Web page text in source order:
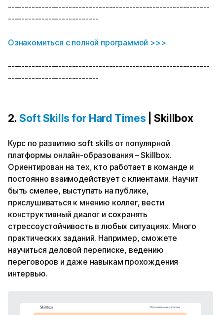
------------------------------------------------------------
---------------------------
Ознакомиться с полной программой >>>
------------------------------------------------------------
---------------------------
2. Soft Skills for Hard Times | Skillbox
Курс по развитию soft skills от популярной
платформы онлайн-образования – Skillbox.
Ориентирован на тех, кто работает в команде и
постоянно взаимодействует с клиентами. Научит
быть смелее, выступать на публике,
прислушиваться к мнению коллег, вести
конструктивный диалог и сохранять
стрессоустойчивость в любых ситуациях. Много
практических заданий. Например, сможете
научиться деловой переписке, ведению
переговоров и даже навыкам прохождения
интервью.